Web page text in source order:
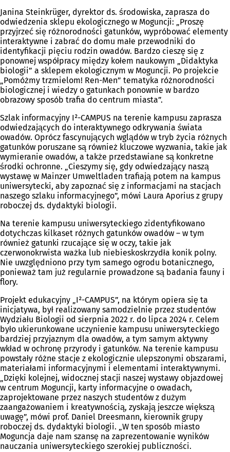
Janina Steinkrüger, dyrektor ds. środowiska, zaprasza do
odwiedzenia sklepu ekologicznego w Moguncji: „Proszę
przyjrzeć się różnorodności gatunków, wypróbować elementy
interaktywne i zabrać do domu małe przewodniki do
identyfikacji pięciu rodzin owadów. Bardzo cieszę się z
ponownej współpracy między kołem naukowym „Didaktyka
biologii” a sklepem ekologicznym w Moguncji. Po projekcie
„Pomóżmy trzmielom! Ren-Men” tematyka różnorodności
biologicznej i wiedzy o gatunkach ponownie w bardzo
obrazowy sposób trafia do centrum miasta”.
Szlak informacyjny I²-CAMPUS na terenie kampusu zaprasza
odwiedzających do interaktywnego odkrywania świata
owadów. Oprócz fascynujących wglądów w tryb życia różnych
gatunków poruszane są również kluczowe wyzwania, takie jak
wymieranie owadów, a także przedstawiane są konkretne
środki ochronne. „Cieszymy się, gdy odwiedzający naszą
wystawę w Mainzer Umweltladen trafiają potem na kampus
uniwersytecki, aby zapoznać się z informacjami na stacjach
naszego szlaku informacyjnego”, mówi Laura Aporius z grupy
roboczej ds. dydaktyki biologii.
Na terenie kampusu uniwersyteckiego zidentyfikowano
dotychczas kilkaset różnych gatunków owadów – w tym
również gatunki rzucające się w oczy, takie jak
czerwonokrwista ważka lub niebieskoskrzydła konik polny.
Nie uwzględniono przy tym samego ogrodu botanicznego,
ponieważ tam już regularnie prowadzone są badania fauny i
flory.
Projekt edukacyjny „I²-CAMPUS”, na którym opiera się ta
inicjatywa, był realizowany samodzielnie przez studentów
Wydziału Biologii od sierpnia 2022 r. do lipca 2024 r. Celem
było ukierunkowane uczynienie kampusu uniwersyteckiego
bardziej przyjaznym dla owadów, a tym samym aktywny
wkład w ochronę przyrody i gatunków. Na terenie kampusu
powstały różne stacje z ekologicznie ulepszonymi obszarami,
materiałami informacyjnymi i elementami interaktywnymi.
„Dzięki kolejnej, widocznej stacji naszej wystawy objazdowej
w centrum Moguncji, karty informacyjne o owadach,
zaprojektowane przez naszych studentów z dużym
zaangażowaniem i kreatywnością, zyskają jeszcze większą
uwagę”, mówi prof. Daniel Dreesmann, kierownik grupy
roboczej ds. dydaktyki biologii. „W ten sposób miasto
Moguncja daje nam szansę na zaprezentowanie wyników
nauczania uniwersyteckiego szerokiej publiczności.